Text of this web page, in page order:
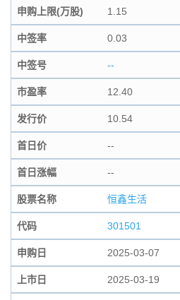
申购上限(万股) 1.15
中签率 0.03
中签号 --
市盈率 12.40
发行价 10.54
首日价 --
首日涨幅 --
股票名称 恒鑫生活
代码 301501
申购日 2025-03-07
上市日 2025-03-19